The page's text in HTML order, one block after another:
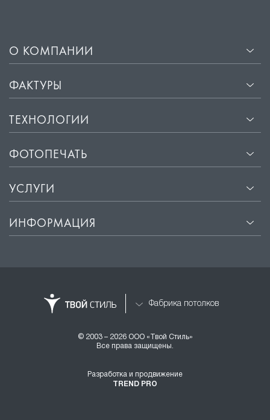
О КОМПАНИИ
ФАКТУРЫ
ТЕХНОЛОГИИ
ФОТОПЕЧАТЬ
УСЛУГИ
ИНФОРМАЦИЯ
Фабрика потолков
© 2003 – 2026 ООО «Твой Стиль»
Все права защищены.
Разработка и продвижение
TREND PRO